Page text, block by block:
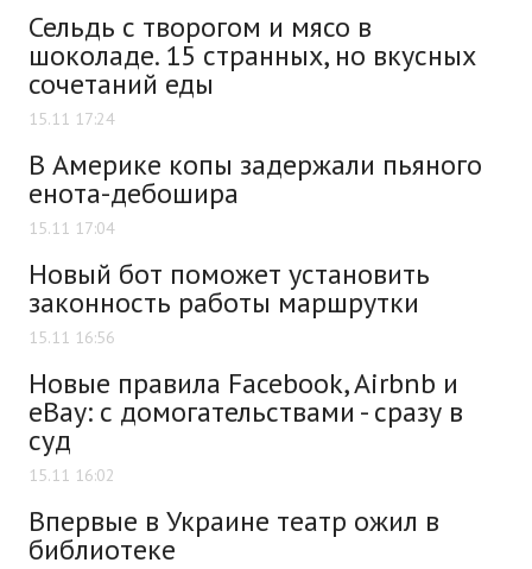
Сельдь с творогом и мясо в
шоколаде. 15 странных, но вкусных
сочетаний еды
15.11 17:24
В Америке копы задержали пьяного
енота-дебошира
15.11 17:04
Новый бот поможет установить
законность работы маршрутки
15.11 16:56
Новые правила Facebook, Airbnb и
eBay: с домогательствами - сразу в
суд
15.11 16:02
Впервые в Украине театр ожил в
библиотеке